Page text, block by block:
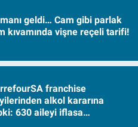
geldi… Cam gibi parlak
kıvamında vişne reçeli tarifi!
franchise
alkol kararına
630 aileyi iflasa